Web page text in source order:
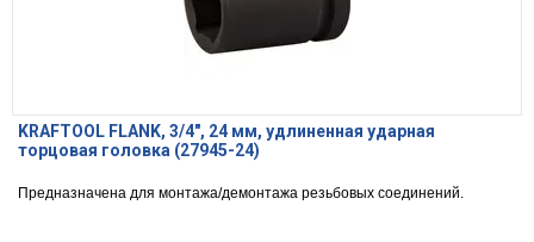
KRAFTOOL FLANK, 3/4″, 24 мм, удлиненная ударная
торцовая головка (27945-24)
Предназначена для монтажа/демонтажа резьбовых соединений.